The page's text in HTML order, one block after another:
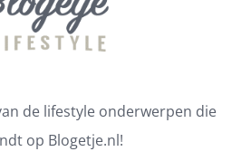
de lifestyle onderwerpen die
op Blogetje.nl!